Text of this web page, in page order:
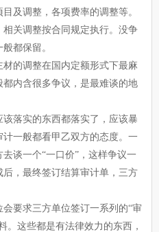
及调整，各项费率的调整等。
关调整按合同规定执行。没争
都保留。
的调整在国内定额形式下最麻
内含很多争议，是最难谈的地
落实的东西都落实了，应该暴
一般都看甲乙双方的态度。一
谈一个“一口价”，这样争议一
，最终签订结算审计单，三方
要求三方单位签订一系列的“审
。这些都是有法律效力的东西，